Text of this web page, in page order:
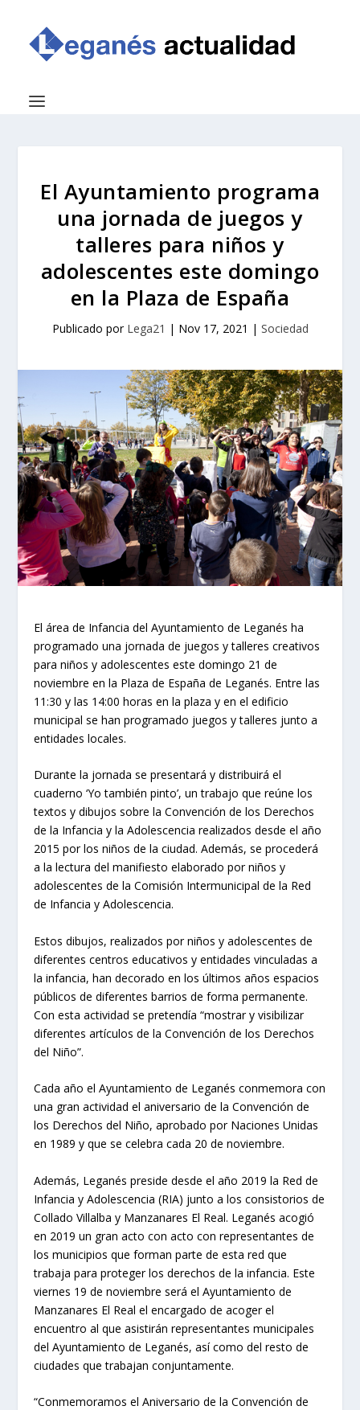
El Ayuntamiento programa
una jornada de juegos y
talleres para niños y
adolescentes este domingo
en la Plaza de España
Publicado por Lega21 | Nov 17, 2021 | Sociedad
El área de Infancia del Ayuntamiento de Leganés ha
programado una jornada de juegos y talleres creativos
para niños y adolescentes este domingo 21 de
noviembre en la Plaza de España de Leganés. Entre las
11:30 y las 14:00 horas en la plaza y en el edificio
municipal se han programado juegos y talleres junto a
entidades locales.
Durante la jornada se presentará y distribuirá el
cuaderno ‘Yo también pinto’, un trabajo que reúne los
textos y dibujos sobre la Convención de los Derechos
de la Infancia y la Adolescencia realizados desde el año
2015 por los niños de la ciudad. Además, se procederá
a la lectura del manifiesto elaborado por niños y
adolescentes de la Comisión Intermunicipal de la Red
de Infancia y Adolescencia.
Estos dibujos, realizados por niños y adolescentes de
diferentes centros educativos y entidades vinculadas a
la infancia, han decorado en los últimos años espacios
públicos de diferentes barrios de forma permanente.
Con esta actividad se pretendía “mostrar y visibilizar
diferentes artículos de la Convención de los Derechos
del Niño”.
Cada año el Ayuntamiento de Leganés conmemora con
una gran actividad el aniversario de la Convención de
los Derechos del Niño, aprobado por Naciones Unidas
en 1989 y que se celebra cada 20 de noviembre.
Además, Leganés preside desde el año 2019 la Red de
Infancia y Adolescencia (RIA) junto a los consistorios de
Collado Villalba y Manzanares El Real. Leganés acogió
en 2019 un gran acto con acto con representantes de
los municipios que forman parte de esta red que
trabaja para proteger los derechos de la infancia. Este
viernes 19 de noviembre será el Ayuntamiento de
Manzanares El Real el encargado de acoger el
encuentro al que asistirán representantes municipales
del Ayuntamiento de Leganés, así como del resto de
ciudades que trabajan conjuntamente.
“Conmemoramos el Aniversario de la Convención de